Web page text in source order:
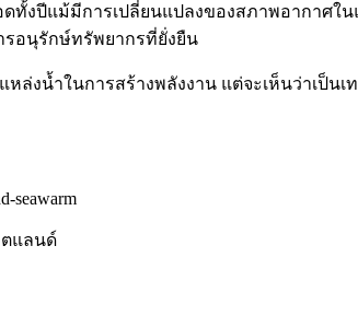
ปีแม้มีการเปลี่ยนแปลงของสภาพอากาศใ
รอนุรักษ์ทรัพยากรที่ยั่งยืน
ล่งน้ำในการสร้างพลังงาน แต่จะเห็นว่าเป็
seawarm
แลนด์